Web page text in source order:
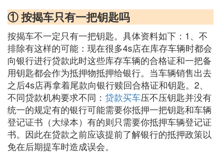
① 按揭车只有一把钥匙吗
按揭车不一定只有一把钥匙。具体资料如下：1、不
排除有这样的可能：现在很多4s店在库存车辆时都会
向银行进行贷款此时这些库存车辆的合格证和一把备
用钥匙都会作为抵押物抵押给银行。当车辆销售出去
之后4s店再拿着尾款向银行赎回合格证和钥匙。2、
不同贷款机构要求不同： 贷款买车压不压钥匙并没有
统一的规定有的银行可能需要你抵押一把钥匙和车辆
登记证书（大绿本）有的则只需要你抵押车辆登记证
书。因此在贷款之前应该提前了解银行的抵押政策以
免在后期提车时造成误会。